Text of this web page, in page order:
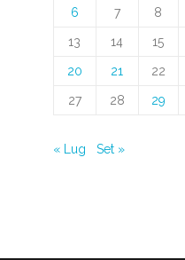
6 7 8
13 14 15
20 21 22
27 28 29
« Lug Set »